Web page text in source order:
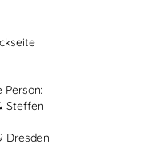
Steffen
Dresden